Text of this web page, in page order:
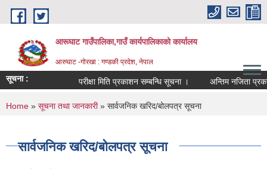
Skip to main content
आरूघाट गाउँपालिका,गाउँ कार्यपालिकाको कार्यालय
आरुघाट -गोरखा : गण्डकी प्रदेश, नेपाल
सूचना : परीक्षा मिति प्रकाशन सम्बन्धि सूचना । अन्तिम नजिता प्रकाशन
You are here
Home » सूचना तथा जानकारी» सार्वजनिक खरिद/बोलपत्र सूचना
सार्वजनिक खरिद/बोलपत्र सूचना